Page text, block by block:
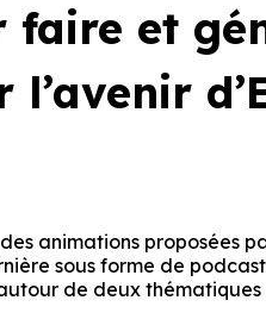
faire et
l’avenir
animations proposées
sous forme de
de deux thématiques